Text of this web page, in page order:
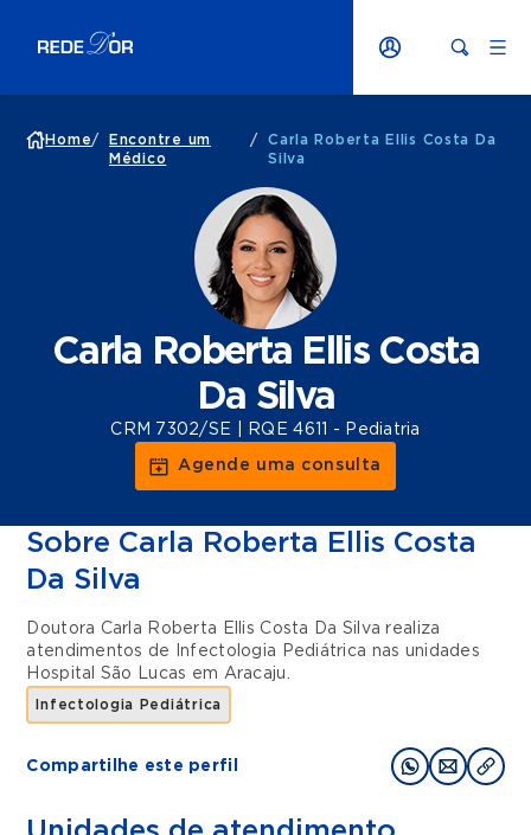
Home/
Encontre um
Médico
/
Carla Roberta Ellis Costa Da
Silva
Carla Roberta Ellis Costa
Da Silva
CRM 7302/SE | RQE 4611 - Pediatria
Agende uma consulta
Sobre Carla Roberta Ellis Costa
Da Silva
Doutora Carla Roberta Ellis Costa Da Silva realiza
atendimentos de
Infectologia Pediátrica nas unidades
Hospital São Lucas em Aracaju.
Infectologia Pediátrica
Compartilhe este perfil